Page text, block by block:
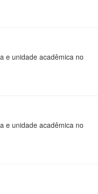
e unidade acadêmica no
e unidade acadêmica no